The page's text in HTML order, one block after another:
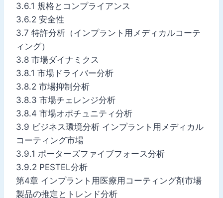
3.6.1 規格とコンプライアンス
3.6.2 安全性
3.7 特許分析（インプラント用メディカルコーテ
ィング）
3.8 市場ダイナミクス
3.8.1 市場ドライバー分析
3.8.2 市場抑制分析
3.8.3 市場チェレンジ分析
3.8.4 市場オポチュニティ分析
3.9 ビジネス環境分析 インプラント用メディカル
コーティング市場
3.9.1 ポーターズファイブフォース分析
3.9.2 PESTEL分析
第4章 インプラント用医療用コーティング剤市場
製品の推定とトレンド分析